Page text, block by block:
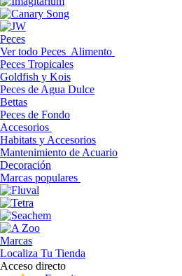
Peces
Ver todo Peces Alimento
Peces Tropicales
Goldfish y Kois
Peces de Agua Dulce
Bettas
Peces de Fondo
Accesorios
Habitats y Accesorios
Mantenimiento de Acuario
Decoración
Marcas populares
Marcas
Localiza Tu Tienda
Acceso directo